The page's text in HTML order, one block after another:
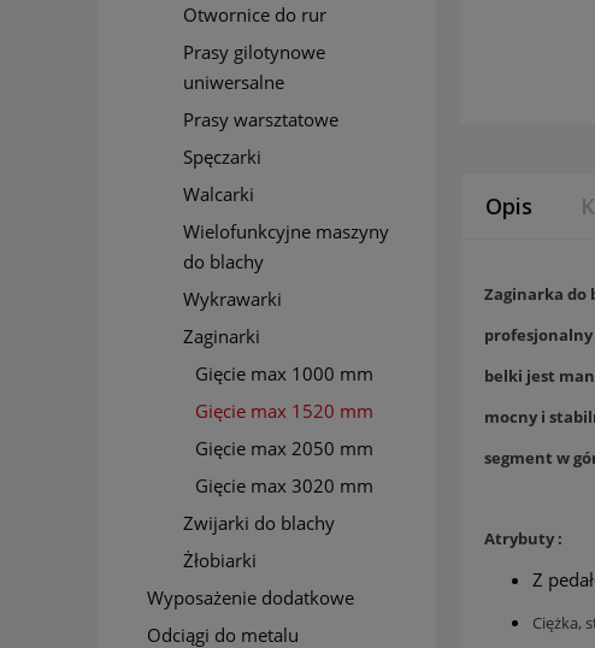
Otwornice do rur
Prasy gilotynowe
uniwersalne
Prasy warsztatowe
Spęczarki
Walcarki
Wielofunkcyjne maszyny
do blachy
Wykrawarki
Zaginarki
Gięcie max 1000 mm
Gięcie max 1520 mm
Gięcie max 2050 mm
Gięcie max 3020 mm
Zwijarki do blachy
Żłobiarki
Wyposażenie dodatkowe
Odciągi do metalu
Opis
Zaginarka do
profesjonalny
belki jest
mocny i
segment w
Atrybuty :
Z
Ciężka,